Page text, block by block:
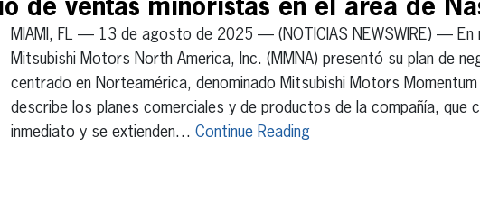
de ventas minoristas en el área de
MIAMI, FL — 13 de agosto de 2025 — (NOTICIAS NEWSWIRE) — En
Mitsubishi Motors North America, Inc. (MMNA) presentó su plan de
centrado en Norteamérica, denominado Mitsubishi Motors
describe los planes comerciales y de productos de la compañía, que
inmediato y se extienden… Continue Reading